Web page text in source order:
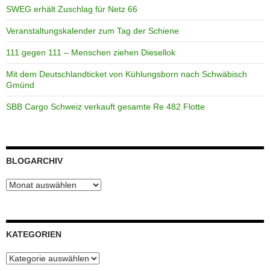
SWEG erhält Zuschlag für Netz 66
Veranstaltungskalender zum Tag der Schiene
111 gegen 111 – Menschen ziehen Diesellok
Mit dem Deutschlandticket von Kühlungsborn nach Schwäbisch
Gmünd
SBB Cargo Schweiz verkauft gesamte Re 482 Flotte
BLOGARCHIV
Blogarchiv
KATEGORIEN
Kategorien